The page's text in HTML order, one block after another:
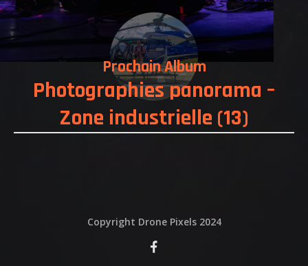
NOUS CONTACTER
ATTESTATIONS
Prochain Album
Photographies panorama –
Zone industrielle (13)
Copyright Drone Pixels 2024